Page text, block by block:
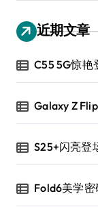
近期文章
C55 5G惊艳
Galaxy Z
S25+闪亮登
Fold6美学